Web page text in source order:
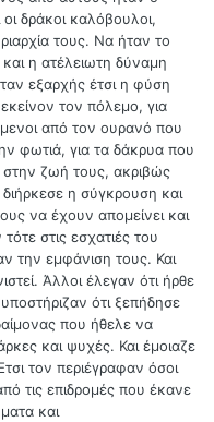
δράκοι καλόβουλοι,
τους. Να ήταν το
η ατέλειωτη δύναμη
εξαρχής έτσι η φύση
τον πόλεμο, για
από τον ουρανό που
φωτιά, για τα δάκρυα που
ζωή τους, ακριβώς
η σύγκρουση και
να έχουν απομείνει και
στις εσχατιές του
την εμφάνιση τους. Και
Άλλοι έλεγαν ότι ήρθε
ότι ξεπήδησε
που ήθελε να
και ψυχές. Και έμοιαζε
τον περιέγραφαν όσοι
τις επιδρομές που έκανε
και